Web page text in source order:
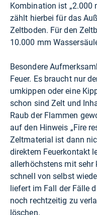
Kombination ist „2.000
zählt hierbei für das
Zeltboden. Für den
10.000 mm
Besondere
Feuer. Es braucht nur
umkippen oder eine
schon sind Zelt und
Raub der Flammen
auf den Hinweis „Fire
Zeltmaterial ist dann
direktem Feuerkontakt
allerhöchstens mit sehr
schnell von selbst
liefert im Fall der Fälle
noch rechtzeitig zu
löschen.